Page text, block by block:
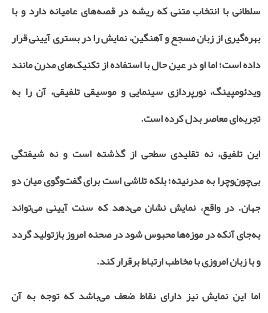
سلطانی با انتخاب متنی که ریشه در قصه‌های عامیانه دارد و با
بهره‌گیری از زبان مسجع و آهنگین، نمایش را در بستری آیینی قرار
داده است؛ اما او در عین حال با استفاده از تکنیک‌های مدرن مانند
ویدئومپینگ، نورپردازی سینمایی و موسیقی تلفیقی، آن را به
تجربه‌ای معاصر بدل کرده است.
این تلفیق، نه تقلیدی سطحی از گذشته است و نه شیفتگی
بی‌چون‌وچرا به مدرنیته؛ بلکه تلاشی است برای گفت‌وگوی میان دو
جهان. در واقع، نمایش نشان می‌دهد که سنت آیینی می‌تواند
به‌جای آنکه در موزه‌ها محبوس شود در صحنه امروز بازتولید گردد
و با زبان امروزی با مخاطب ارتباط برقرار کند.
اما این نمایش نیز دارای نقاط ضعف می‌باشد که توجه به آن